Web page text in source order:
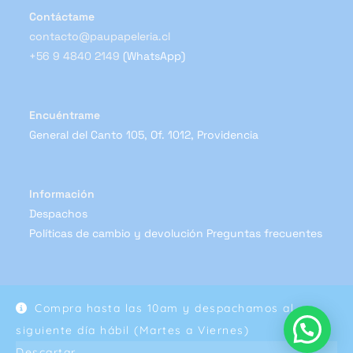
Compra hasta las 10am y despachamos al
siguiente día hábil (Martes a Viernes)
Contáctame
contacto@paupapeleria.cl
+56 9 4840 2149 (WhatsApp)
Encuéntrame
General del Canto 105, Of. 1012, Providencia
Información
Despachos
Políticas de cambio y devolución Preguntas frecuentes